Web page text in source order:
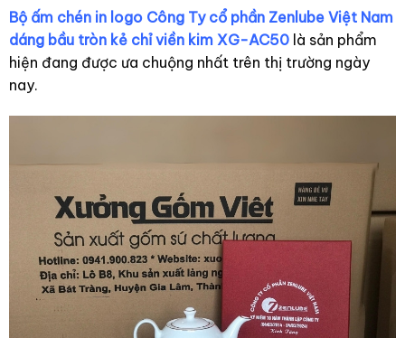
Bộ ấm chén in logo Công Ty cổ phần Zenlube Việt Nam
dáng bầu tròn kẻ chỉ viền kim XG-AC50là sản phẩm
hiện đang được ưa chuộng nhất trên thị trường ngày
nay.